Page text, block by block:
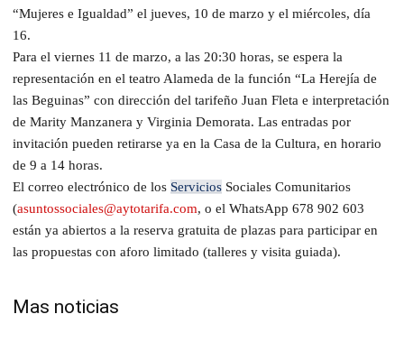
“Mujeres e Igualdad” el jueves, 10 de marzo y el miércoles, día
16.
Para el viernes 11 de marzo, a las 20:30 horas, se espera la
representación en el teatro Alameda de la función “La Herejía de
las Beguinas” con dirección del tarifeño Juan Fleta e interpretación
de Marity Manzanera y Virginia Demorata. Las entradas por
invitación pueden retirarse ya en la Casa de la Cultura, en horario
de 9 a 14 horas.
El correo electrónico de los Servicios Sociales Comunitarios
(asuntossociales@aytotarifa.com, o el WhatsApp 678 902 603
están ya abiertos a la reserva gratuita de plazas para participar en
las propuestas con aforo limitado (talleres y visita guiada).
Mas noticias